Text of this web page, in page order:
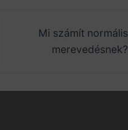
Mi számít normális
merevedésnek?